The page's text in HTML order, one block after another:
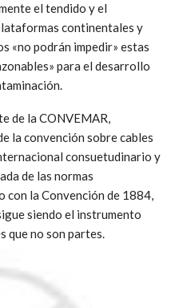
el tendido y el
continentales y
«no podrán impedir» estas
para el desarrollo
de la CONVEMAR,
la convención sobre cables
consuetudinario y
de las normas
con la Convención de 1884,
siendo el instrumento
que no son partes.